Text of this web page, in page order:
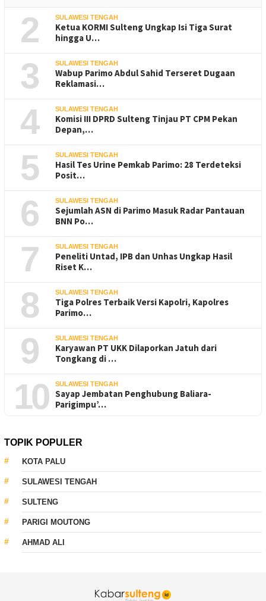
2 SULAWESI TENGAH
Ketua KORMI Sulteng Ungkap Isi Tiga Surat
hingga U…
3 SULAWESI TENGAH
Wabup Parimo Abdul Sahid Terseret Dugaan
Reklamasi…
4 SULAWESI TENGAH
Komisi III DPRD Sulteng Tinjau PT CPM Pekan
Depan,…
5 SULAWESI TENGAH
Hasil Tes Urine Pemkab Parimo: 28 Terdeteksi
Posit…
6 SULAWESI TENGAH
Sejumlah ASN di Parimo Masuk Radar Pantauan
BNN Po…
7 SULAWESI TENGAH
Peneliti Untad, IPB dan Unhas Ungkap Hasil
Riset K…
8 SULAWESI TENGAH
Tiga Polres Terbaik Versi Kapolri, Kapolres
Parimo…
9 SULAWESI TENGAH
Karyawan PT UKK Dilaporkan Jatuh dari
Tongkang di …
10 SULAWESI TENGAH
Sayap Jembatan Penghubung Baliara-
Parigimpu’…
TOPIK POPULER
KOTA PALU
SULAWESI TENGAH
SULTENG
PARIGI MOUTONG
AHMAD ALI